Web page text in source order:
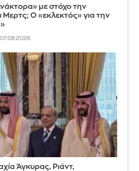
με στόχο την
Ο «εκλεκτός» για την
Άγκυρας, Ριάντ,